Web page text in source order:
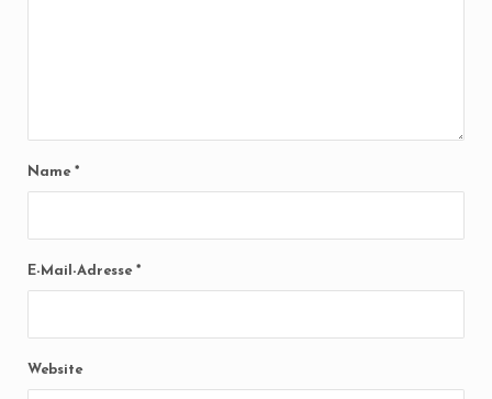
Name *
E-Mail-Adresse *
Website